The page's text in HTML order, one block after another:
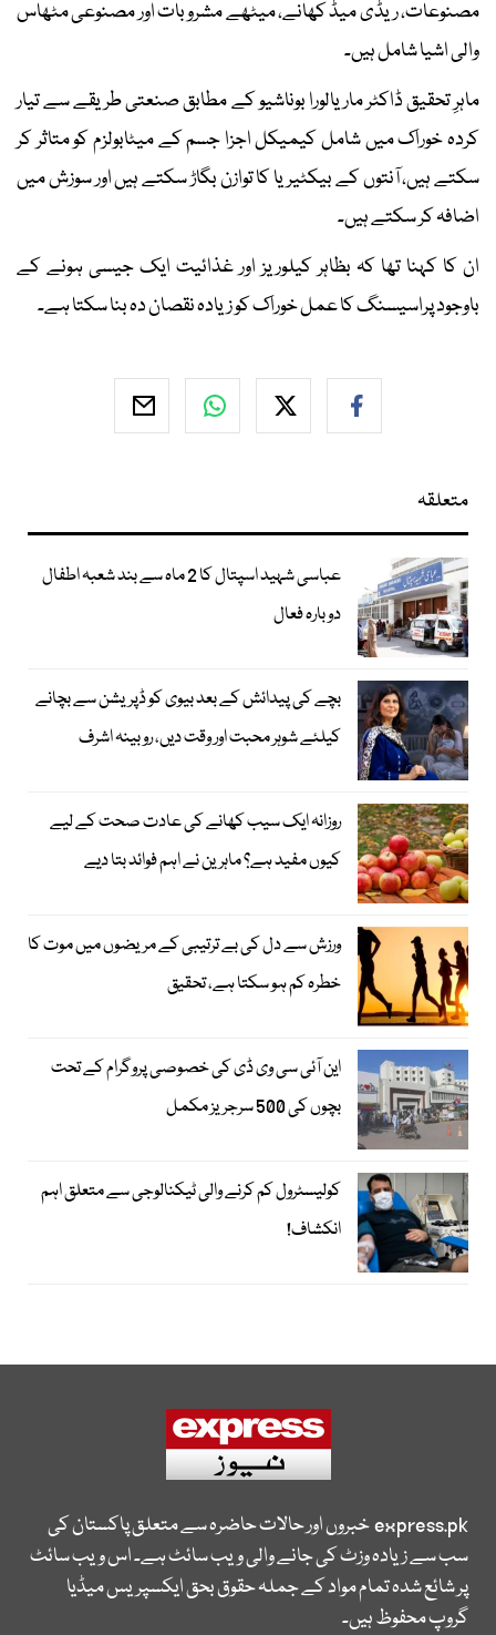
مصنوعات، ریڈی میڈ کھانے، میٹھے مشروبات اور مصنوعی مٹھاس
والی اشیا شامل ہیں۔
ماہرِ تحقیق ڈاکٹر ماریالورا بوناشیو کے مطابق صنعتی طریقے سے تیار
کردہ خوراک میں شامل کیمیکل اجزا جسم کے میٹابولزم کو متاثر کر
سکتے ہیں، آنتوں کے بیکٹیریا کا توازن بگاڑ سکتے ہیں اور سوزش میں
اضافہ کر سکتے ہیں۔
ان کا کہنا تھا کہ بظاہر کیلوریز اور غذائیت ایک جیسی ہونے کے
باوجود پراسیسنگ کا عمل خوراک کو زیادہ نقصان دہ بنا سکتا ہے۔
متعلقہ
عباسی شہید اسپتال کا 2 ماہ سے بند شعبہ اطفال
دوبارہ فعال
بچے کی پیدائش کے بعد بیوی کو ڈپریشن سے بچانے
کیلئے شوہر محبت اور وقت دیں، روبینہ اشرف
روزانہ ایک سیب کھانے کی عادت صحت کے لیے
کیوں مفید ہے؟ ماہرین نے اہم فوائد بتا دیے
ورزش سے دل کی بے ترتیبی کے مریضوں میں موت کا
خطرہ کم ہو سکتا ہے، تحقیق
این آئی سی وی ڈی کی خصوصی پروگرام کے تحت
بچوں کی 500 سرجریز مکمل
کولیسٹرول کم کرنے والی ٹیکنالوجی سے متعلق اہم
انکشاف!
express.pkخبروں اور حالات حاضرہ سے متعلق پاکستان کی
سب سے زیادہ وزٹ کی جانے والی ویب سائٹ ہے۔ اس ویب سائٹ
پر شائع شدہ تمام مواد کے جملہ حقوق بحق ایکسپریس میڈیا
گروپ محفوظ ہیں۔